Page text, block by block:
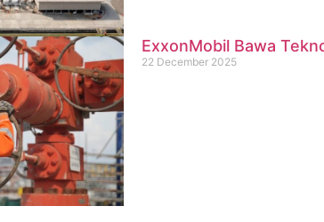
ExxonMobil Bawa
22 December 2025